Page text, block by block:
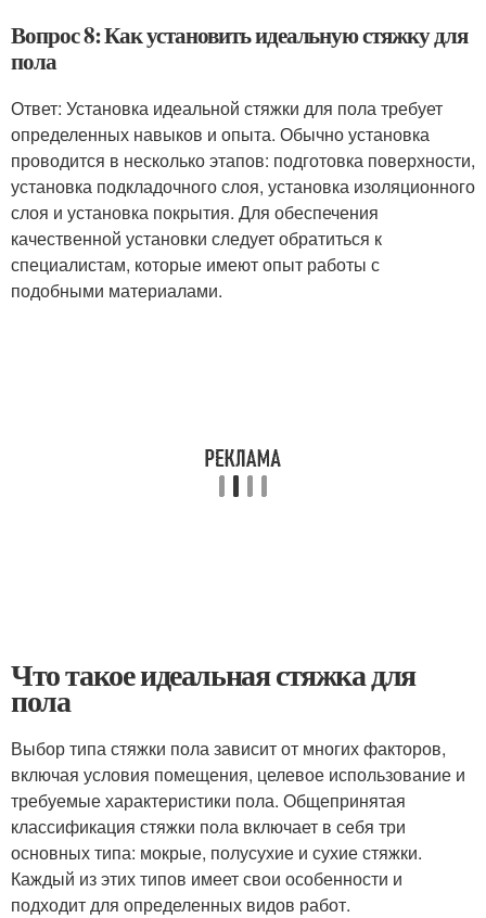
Вопрос 8: Как установить идеальную стяжку для
пола
Ответ: Установка идеальной стяжки для пола требует
определенных навыков и опыта. Обычно установка
проводится в несколько этапов: подготовка поверхности,
установка подкладочного слоя, установка изоляционного
слоя и установка покрытия. Для обеспечения
качественной установки следует обратиться к
специалистам, которые имеют опыт работы с
подобными материалами.
Что такое идеальная стяжка для
пола
Выбор типа стяжки пола зависит от многих факторов,
включая условия помещения, целевое использование и
требуемые характеристики пола. Общепринятая
классификация стяжки пола включает в себя три
основных типа: мокрые, полусухие и сухие стяжки.
Каждый из этих типов имеет свои особенности и
подходит для определенных видов работ.